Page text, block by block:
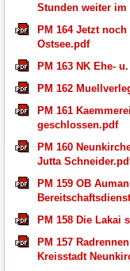
Stunden weiter im
PM 164 Jetzt
Ostsee.pdf
PM 163 NK Ehe-
PM 162
PM 161
geschlossen.pdf
PM 160
Jutta
PM 159 OB
PM 158 Die Lakai
PM 157
Kreisstadt